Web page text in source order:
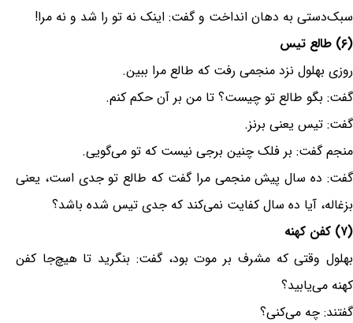
سبک‌دستی به دهان انداخت و گفت: اینک نه تو را شد و نه مرا!
(۶) طالع تیس
روزی بهلول نزد منجمی رفت که طالع مرا ببین.
گفت: بگو طالع تو چیست؟ تا من بر آن حکم کنم.
گفت: تیس یعنی برنز.
منجم گفت: بر فلک چنین برجی نیست که تو می‌گویی.
گفت: ده سال پیش منجمی مرا گفت که طالع تو جدی است، یعنی
بزغاله، آیا ده سال کفایت نمی‌کند که جدی تیس شده باشد؟
(۷) کفن کهنه
بهلول وقتی که مشرف بر موت بود، گفت: بنگرید تا هیچ‌جا کفن
کهنه می‌یابید؟
گفتند: چه می‌کنی؟